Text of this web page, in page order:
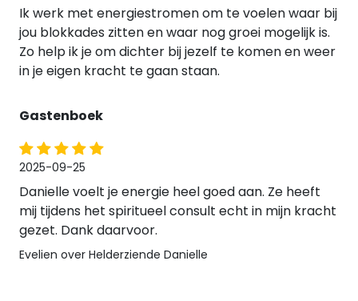
Ik werk met energiestromen om te voelen waar bij
jou blokkades zitten en waar nog groei mogelijk is.
Zo help ik je om dichter bij jezelf te komen en weer
in je eigen kracht te gaan staan.
Gastenboek
2025-09-25
Danielle voelt je energie heel goed aan. Ze heeft
mij tijdens het spiritueel consult echt in mijn kracht
gezet. Dank daarvoor.
Evelien over Helderziende Danielle